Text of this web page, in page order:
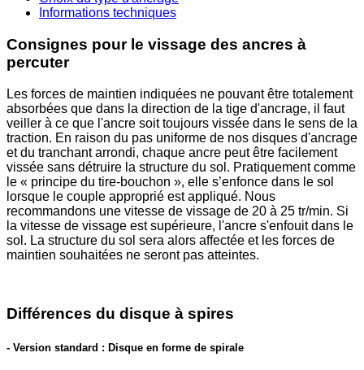
Informations techniques
Consignes pour le vissage des ancres à
percuter
Les forces de maintien indiquées ne pouvant être totalement
absorbées que dans la direction de la tige d'ancrage, il faut
veiller à ce que l'ancre soit toujours vissée dans le sens de la
traction. En raison du pas uniforme de nos disques d'ancrage
et du tranchant arrondi, chaque ancre peut être facilement
vissée sans détruire la structure du sol. Pratiquement comme
le « principe du tire-bouchon », elle s’enfonce dans le sol
lorsque le couple approprié est appliqué. Nous
recommandons une vitesse de vissage de 20 à 25 tr/min. Si
la vitesse de vissage est supérieure, l'ancre s'enfouit dans le
sol. La structure du sol sera alors affectée et les forces de
maintien souhaitées ne seront pas atteintes.
Différences du disque à spires
- Version standard : Disque en forme de spirale